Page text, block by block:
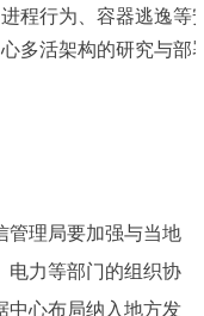
程行为、容器逃逸等
多活架构的研究与部
理局要加强与当地
电力等部门的组织协
中心布局纳入地方发